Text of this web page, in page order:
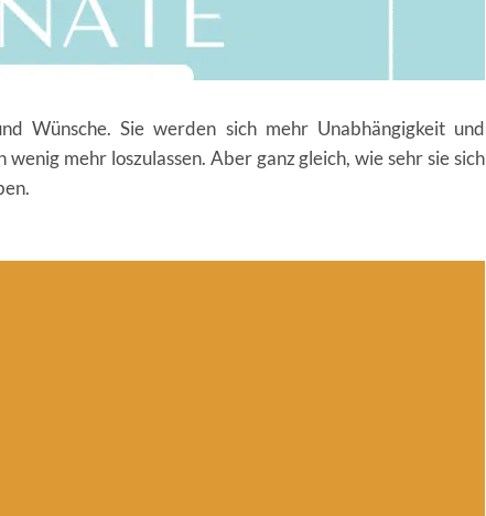
Wünsche. Sie werden sich mehr Unabhängigkeit und
mehr loszulassen. Aber ganz gleich, wie sehr sie sich